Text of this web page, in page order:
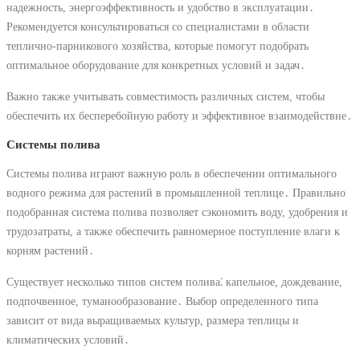
надежность, энергоэффективность и удобство в эксплуатации․
Рекомендуется консультироваться со специалистами в области
теплично-парникового хозяйства, которые помогут подобрать
оптимальное оборудование для конкретных условий и задач․
Важно также учитывать совместимость различных систем, чтобы
обеспечить их бесперебойную работу и эффективное взаимодействие․
Системы полива
Системы полива играют важную роль в обеспечении оптимального
водного режима для растений в промышленной теплице․ Правильно
подобранная система полива позволяет сэкономить воду, удобрения и
трудозатраты, а также обеспечить равномерное поступление влаги к
корням растений․
Существует несколько типов систем полива⁚ капельное, дождевание,
подпочвенное, туманообразование․ Выбор определенного типа
зависит от вида выращиваемых культур, размера теплицы и
климатических условий․